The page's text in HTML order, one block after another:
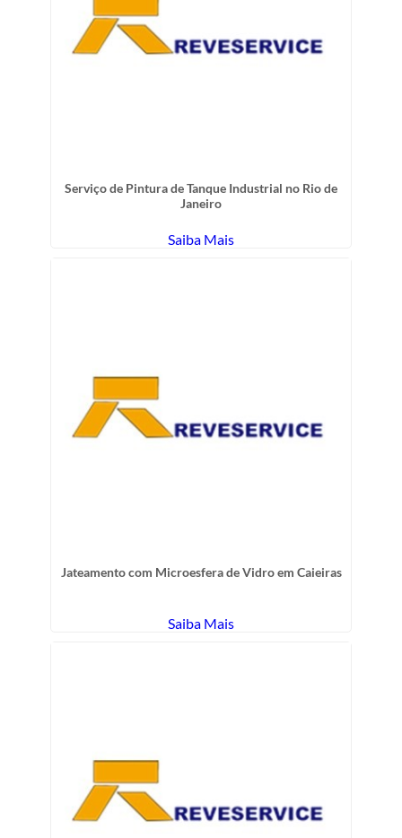
Serviço de Pintura de Tanque Industrial no Rio de
Janeiro
Saiba Mais
Jateamento com Microesfera de Vidro em Caieiras
Saiba Mais